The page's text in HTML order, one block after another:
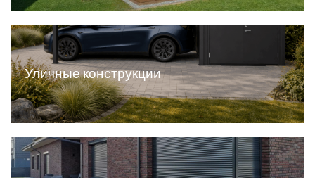
Фасадные ламели
Все решётки
Уличные конструкции